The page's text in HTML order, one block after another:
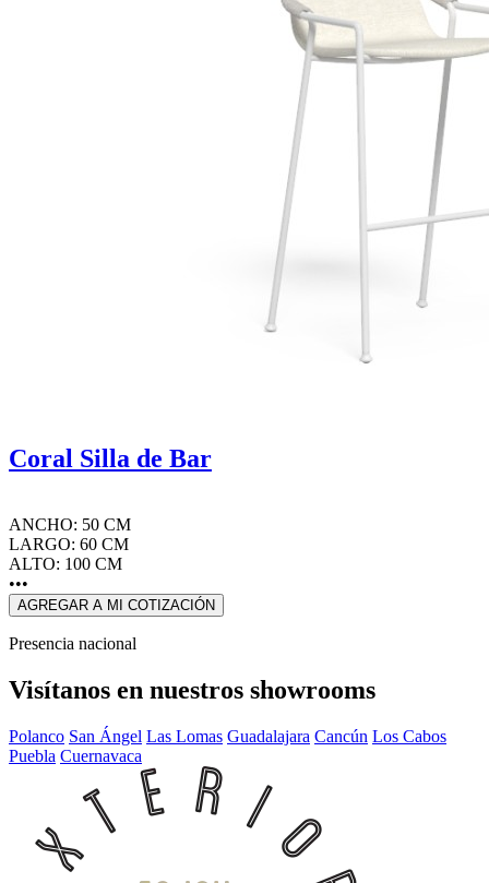
Coral Silla de Bar
ANCHO: 50 CM
LARGO: 60 CM
ALTO: 100 CM
•••
AGREGAR A MI COTIZACIÓN
Presencia nacional
Visítanos en nuestros showrooms
Polanco San Ángel Las Lomas Guadalajara Cancún Los Cabos
Puebla Cuernavaca